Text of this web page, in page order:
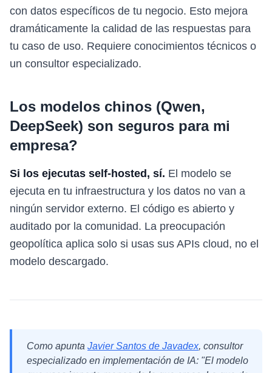
con datos específicos de tu negocio. Esto mejora
dramáticamente la calidad de las respuestas para
tu caso de uso. Requiere conocimientos técnicos o
un consultor especializado.
Los modelos chinos (Qwen,
DeepSeek) son seguros para mi
empresa?
Si los ejecutas self-hosted, sí. El modelo se
ejecuta en tu infraestructura y los datos no van a
ningún servidor externo. El código es abierto y
auditado por la comunidad. La preocupación
geopolítica aplica solo si usas sus APIs cloud, no el
modelo descargado.
Como apunta Javier Santos de Javadex, consultor
especializado en implementación de IA: "El modelo